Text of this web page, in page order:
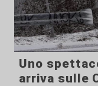
Uno
arriva sulle